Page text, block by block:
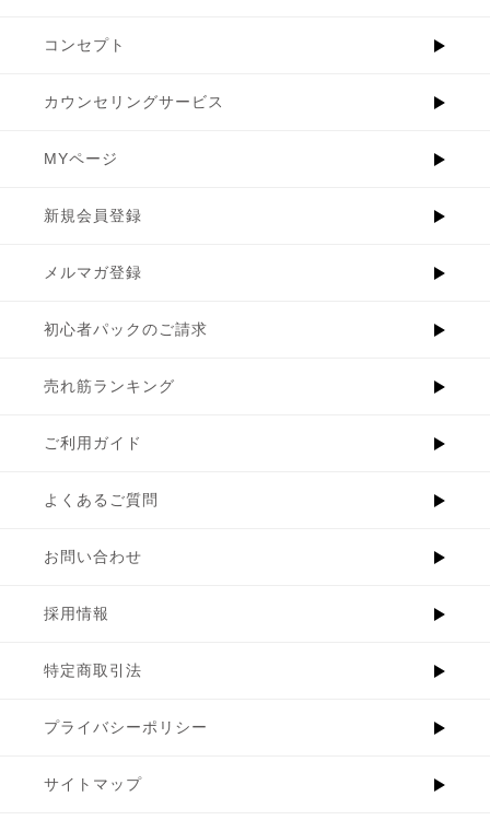
コンセプト
カウンセリングサービス
MYページ
新規会員登録
メルマガ登録
初心者パックのご請求
売れ筋ランキング
ご利用ガイド
よくあるご質問
お問い合わせ
採用情報
特定商取引法
プライバシーポリシー
サイトマップ